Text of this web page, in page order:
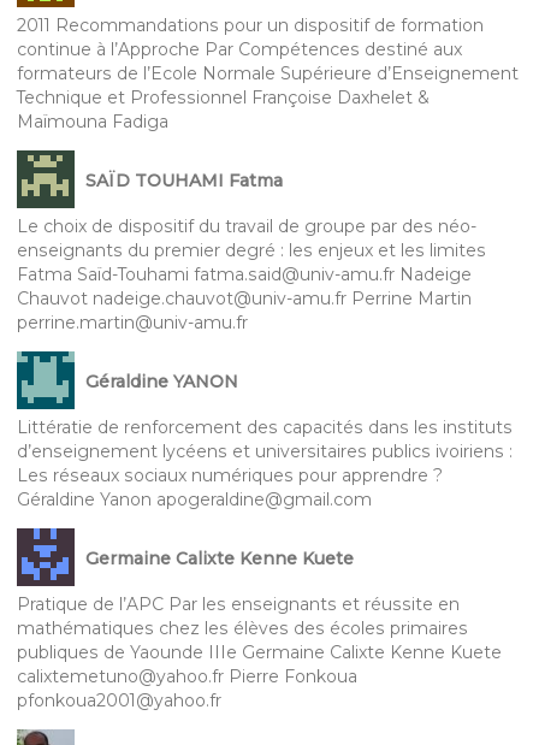
2011 Recommandations pour un dispositif de formation
continue à l’Approche Par Compétences destiné aux
formateurs de l’Ecole Normale Supérieure d’Enseignement
Technique et Professionnel Françoise Daxhelet &
Maïmouna Fadiga
SAÏD TOUHAMI Fatma
Le choix de dispositif du travail de groupe par des néo-
enseignants du premier degré : les enjeux et les limites
Fatma Saïd-Touhami fatma.said@univ-amu.fr Nadeige
Chauvot nadeige.chauvot@univ-amu.fr Perrine Martin
perrine.martin@univ-amu.fr
Géraldine YANON
Littératie de renforcement des capacités dans les instituts
d’enseignement lycéens et universitaires publics ivoiriens :
Les réseaux sociaux numériques pour apprendre ?
Géraldine Yanon apogeraldine@gmail.com
Germaine Calixte Kenne Kuete
Pratique de l’APC Par les enseignants et réussite en
mathématiques chez les élèves des écoles primaires
publiques de Yaounde IIIe Germaine Calixte Kenne Kuete
calixtemetuno@yahoo.fr Pierre Fonkoua
pfonkoua2001@yahoo.fr